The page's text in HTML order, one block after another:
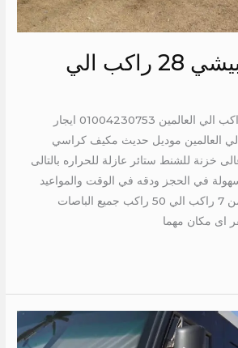
ايجار ميتسوبيشي 28 راكب الي
ايجار ميتسوبيشي 28 راكب الي العالمين 01004230753 ايجار
28 راكب الي العالمين موديل حديث مكيف كراسي
خزنة للشنط ستائر عازلة للحراره بالتالى
في الحجز ودقه في الوقت والمواعيد
كمان هتوفرلك باصات من 7 راكب الي 50 راكب جميع الباصات
اى مكان مهما